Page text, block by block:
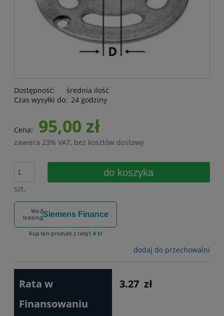
Dostępność:
średnia ilość
Czas wysyłki do: 24 godziny
Cena: 95,00 zł
zawiera 23% VAT, bez kosztów dostawy
szt.
do koszyka
Weź
leasingSiemens Finance
Kup ten produkt z ratą1.4 zł
dodaj do przechowalni
Rata w
Finansowaniu
3.27 zł